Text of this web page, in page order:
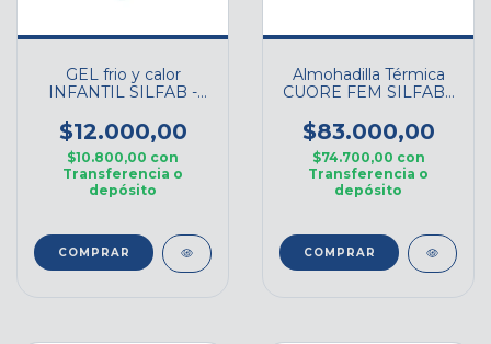
GEL frio y calor
INFANTIL SILFAB -
$12.000,00
$10.800,00 con
Transferencia o
depósito
Almohadilla Térmica
CUORE FEM SILFAB -
$83.000,00
$74.700,00 con
Transferencia o
depósito